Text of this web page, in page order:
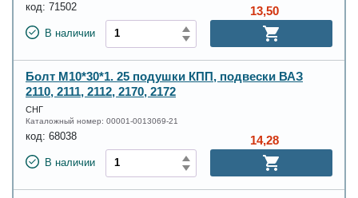
код: 71502
В наличии
13,50
Болт М10*30*1. 25 подушки КПП, подвески ВАЗ
2110, 2111, 2112, 2170, 2172
СНГ
Каталожный номер: 00001-0013069-21
код: 68038
В наличии
14,28